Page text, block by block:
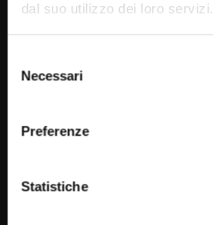
dal suo utilizzo dei loro servizi.
delNecessari
Preferenze
Statistiche
su Tv Sat al canale 445,
Home